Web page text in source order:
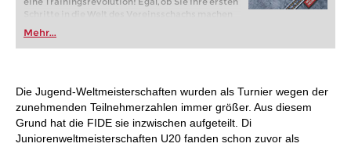
Schritte in die Welt des Vereinsschachs machen
oder bereits auf Turnierniveau spielen: Mit
FRITZ trainieren Sie effizienter, intelligenter und
individueller als je zuvor.
Mehr...
Die Jugend-Weltmeisterschaften wurden als Turnier wegen der
zunehmenden Teilnehmerzahlen immer größer. Aus diesem
Grund hat die FIDE sie inzwischen aufgeteilt. Di
Juniorenweltmeisterschaften U20 fanden schon zuvor als